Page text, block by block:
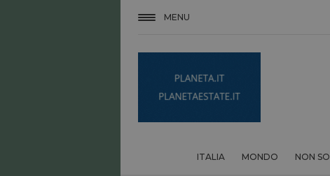
MENU
ITALIA MONDO NON